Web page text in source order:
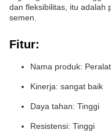
dan fleksibilitas, itu adalah
semen.
Fitur:
Nama produk:
Kinerja: sangat baik
Daya tahan: Tinggi
Resistensi: Tinggi